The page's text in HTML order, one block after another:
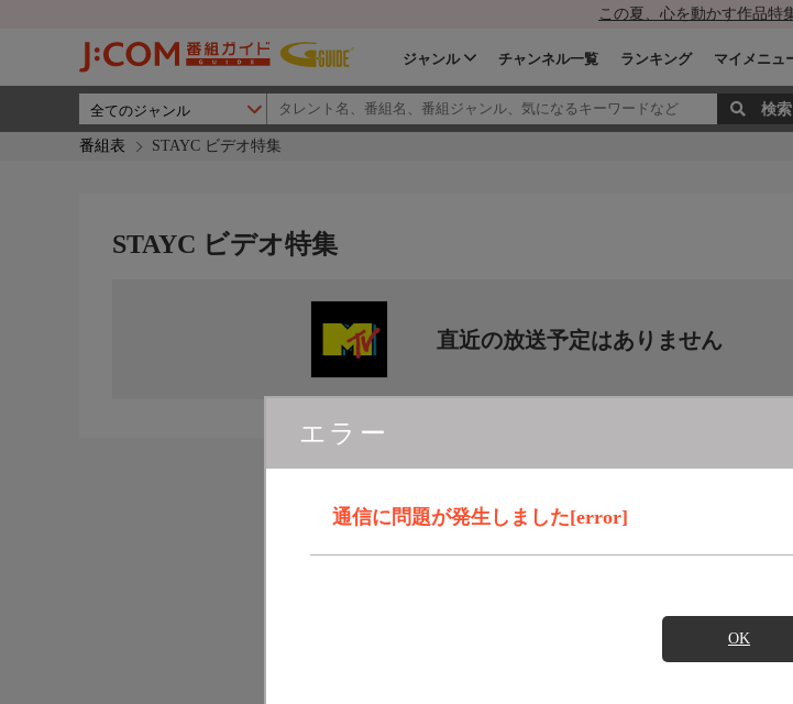
この夏、心を動かす作品特
ジャンル チャンネル一覧 ランキング マイメニュ
番組表 STAYC ビデオ特集
エラー
通信に問題が発生しました[error]
OK
STAYC ビデオ特集
直近の放送予定はありません